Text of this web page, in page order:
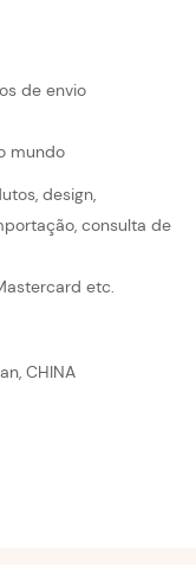
de envio
mundo
design,
consulta de
etc.
CHINA